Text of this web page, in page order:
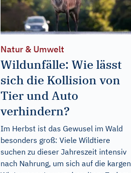
Natur & Umwelt
Wildunfälle: Wie lässt
sich die Kollision von
Tier und Auto
verhindern?
Im Herbst ist das Gewusel im Wald
besonders groß: Viele Wildtiere
suchen zu dieser Jahreszeit intensiv
nach Nahrung, um sich auf die kargen